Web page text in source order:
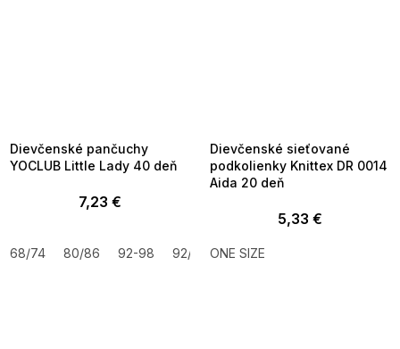
Dievčenské pančuchy
YOCLUB Little Lady 40 deň
7,23 €
68/74 80/86 92-98 92/98 104/110
Dievčenské sieťované
podkolienky Knittex DR 0014
Aida 20 deň
5,33 €
ONE SIZE